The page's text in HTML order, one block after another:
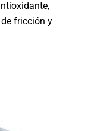
fricción y